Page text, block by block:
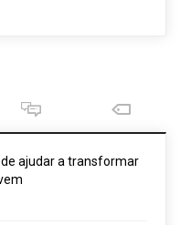
ajudar a transformar